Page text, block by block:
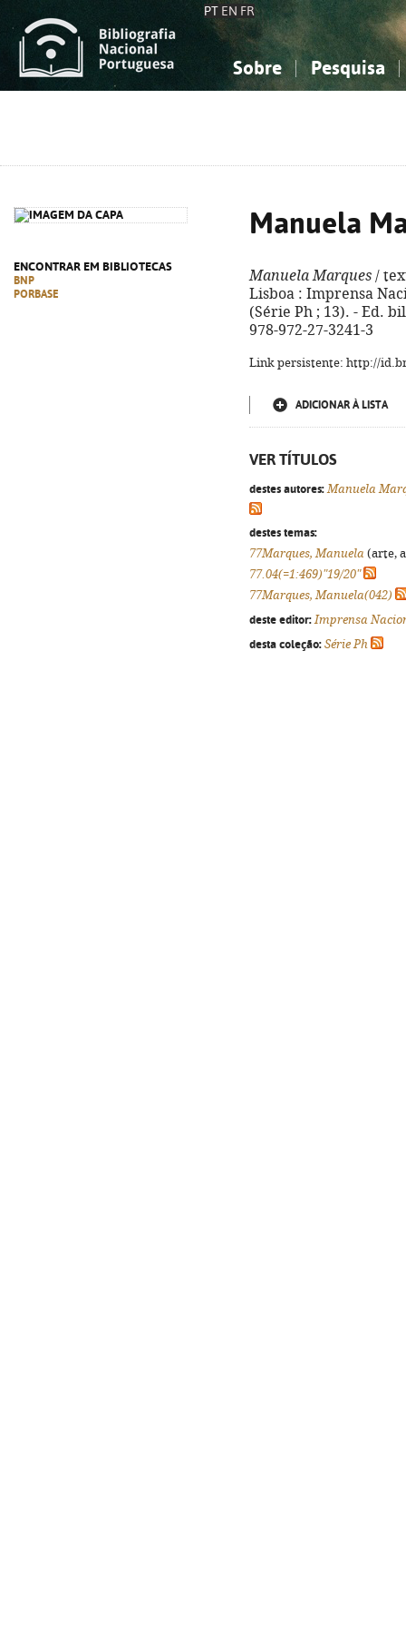
PT EN FR
Sobre Pesquisa
ENCONTRAR EM BIBLIOTECAS
BNP
PORBASE
Manuela
Manuela Marques /
Lisboa : Imprensa
(Série Ph ; 13). - Ed.
978-972-27-3241-3
Link persistente: http://
ADICIONAR À LISTA
VER TÍTULOS
destes autores: Manuela
destes temas:
77Marques, Manuela (arte,
77.04(=1:469)"19/20"
77Marques, Manuela(042)
deste editor: Imprensa
desta coleção: Série Ph